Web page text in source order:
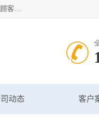
北京茗瀚企业管理咨询有限公司（18513065501.b2b168.com）空调制冷维修资质,油烟管道清洗资质,清洗行业资质公司秉承“顾客至上，锐意进缺的经营理念，我们提供高质量的产品，坚持“客户”的原则为广大客户提供贴心服务。如果你对公司的产品感兴趣，可以联系高经理，我们会用好的产品和服务让您满意。
动态 客户